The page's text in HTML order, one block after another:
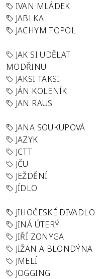
IVAN MLÁDEK
JABLKA
JACHYM TOPOL
JAK SI UDĚLAT
MODŘINU
JAKSI TAKSI
JÁN KOLENÍK
JAN RAUS
JANA SOUKUPOVÁ
JAZYK
JCTT
JČU
JEŽDĚNÍ
JÍDLO
JIHOČESKÉ DIVADLO
JINÁ ÚTERÝ
JIŘÍ ZONYGA
JIŽAN A BLONDÝNA
JMELÍ
JOGGING